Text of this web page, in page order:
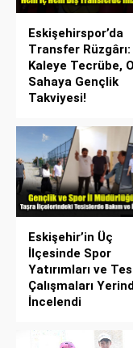
Eskişehirspor’da
Transfer Rüzgârı:
Kaleye Tecrübe,
Sahaya Gençlik
Takviyesi!
Eskişehir’in Üç
İlçesinde Spor
Yatırımları ve
Çalışmaları
İncelendi